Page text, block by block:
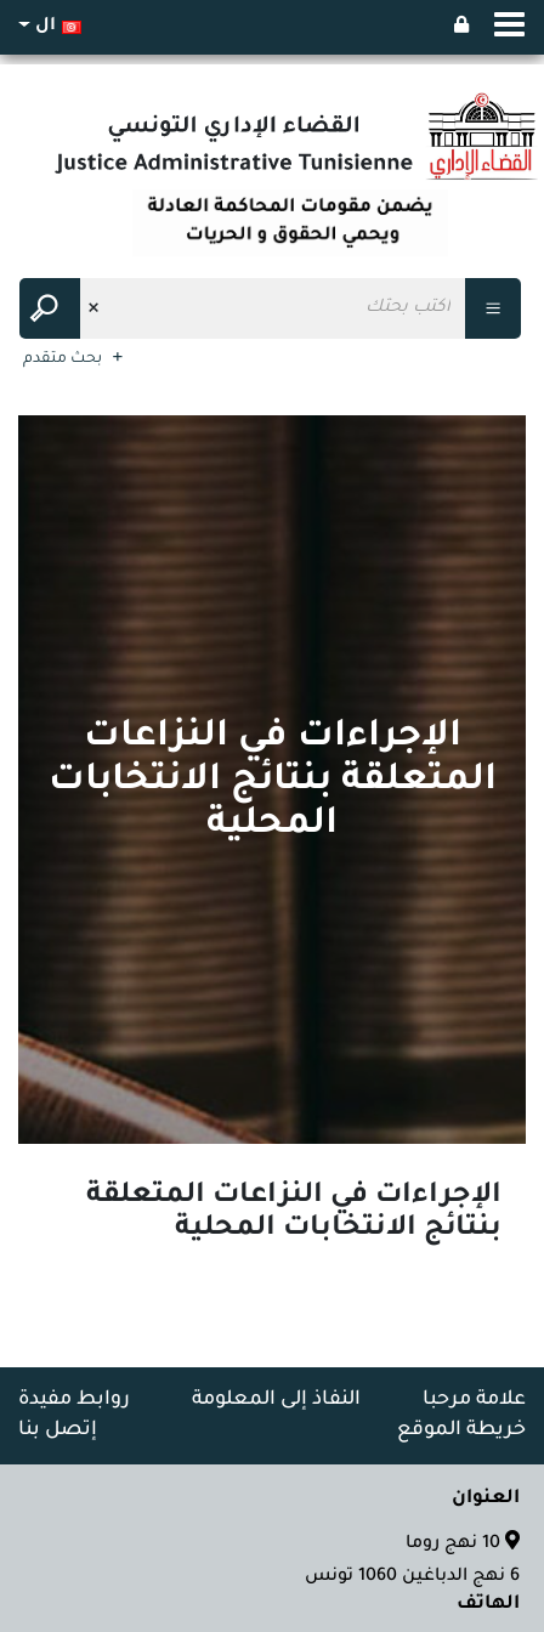
ال
بحث متقدم
الإجراءات في النزاعات
المتعلقة بنتائج الانتخابات
المحلية
الإجراءات في النزاعات المتعلقة
بنتائج الانتخابات المحلية
علامة مرحبا النفاذ إلى المعلومة
روابط مفيدة
خريطة الموقع
إتصل بنا
العنوان
6 نهج الدباغين 1060 تونس
الهاتف